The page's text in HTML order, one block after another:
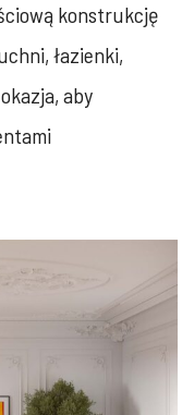
konstrukcję
łazienki,
aby